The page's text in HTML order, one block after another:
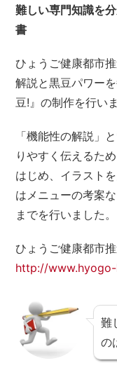
難しい専門知識を
書
ひょうご健康都市
解説と黒豆パワー
豆!』の制作を行い
「機能性の解説」
りやすく伝えるた
はじめ、イラスト
はメニューの考案
までを行いました。
ひょうご健康都市
http://
難
の